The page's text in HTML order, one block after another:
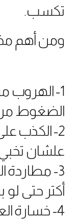
تكسب.
ومن أهم
1- الهروب
الضغوط من
2- الكذب
علشان
3- مطاردة
أكتر حتى لو
4- خسارة